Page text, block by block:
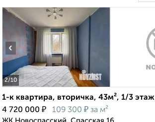
2/10
‹
1-к квартира, вторичка, 43м², 1/3 этаж
4 720 000 ₽ 109 300 ₽ за м²